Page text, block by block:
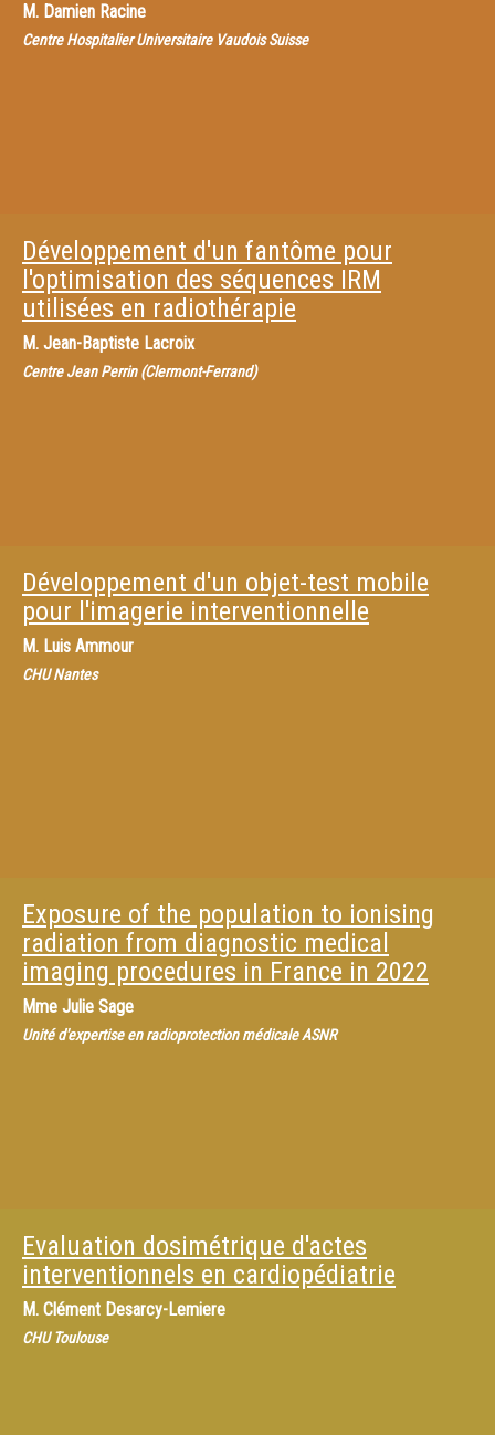
M. Damien Racine
Centre Hospitalier Universitaire Vaudois Suisse
Développement d'un fantôme pour
l'optimisation des séquences IRM
utilisées en radiothérapie
M. Jean-Baptiste Lacroix
Centre Jean Perrin (Clermont-Ferrand)
Développement d'un objet-test mobile
pour l'imagerie interventionnelle
M. Luis Ammour
CHU Nantes
Exposure of the population to ionising
radiation from diagnostic medical
imaging procedures in France in 2022
Mme Julie Sage
Unité d'expertise en radioprotection médicale ASNR
Evaluation dosimétrique d'actes
interventionnels en cardiopédiatrie
M. Clément Desarcy-Lemiere
CHU Toulouse